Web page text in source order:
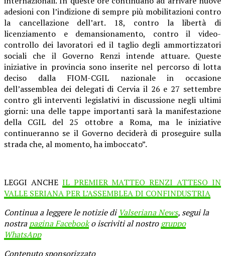
adesioni con l’indizione di sempre più mobilitazioni contro
la cancellazione dell’art. 18, contro la libertà di
licenziamento e demansionamento, contro il video-
controllo dei lavoratori ed il taglio degli ammortizzatori
sociali che il Governo Renzi intende attuare. Queste
iniziative in provincia sono inserite nel percorso di lotta
deciso dalla FIOM-CGIL nazionale in occasione
dell’assemblea dei delegati di Cervia il 26 e 27 settembre
contro gli interventi legislativi in discussione negli ultimi
giorni: una delle tappe importanti sarà la manifestazione
della CGIL del 25 ottobre a Roma, ma le iniziative
continueranno se il Governo deciderà di proseguire sulla
strada che, al momento, ha imboccato”.
LEGGI ANCHE IL PREMIER MATTEO RENZI ATTESO IN
VALLE SERIANA PER L’ASSEMBLEA DI CONFINDUSTRIA
Continua a leggere le notizie di Valseriana News, segui la
nostrapagina Facebooko iscriviti al nostrogruppo
WhatsApp
Contenuto sponsorizzato